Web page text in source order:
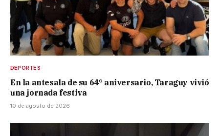
DEPORTES
En la antesala de su 64° aniversario, Taraguy vivió
una jornada festiva
10 de agosto de 2026